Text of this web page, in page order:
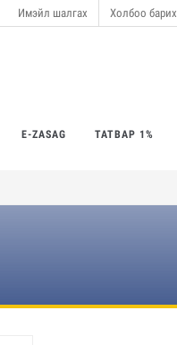
Имэйл шалгах Холбоо барих
E-ZASAG ТАТВАР 1%